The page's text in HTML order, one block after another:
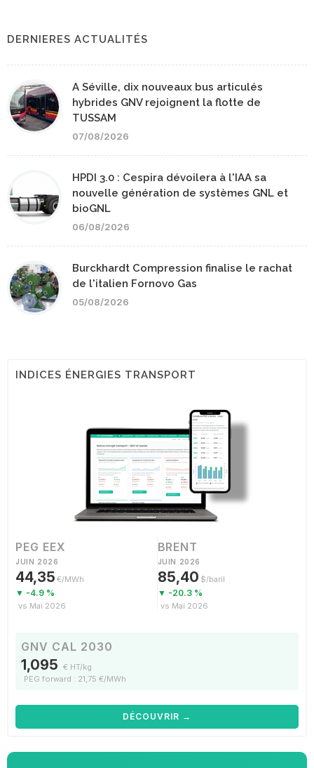
DERNIERES ACTUALITÉS
A Séville, dix nouveaux bus articulés
hybrides GNV rejoignent la flotte de
TUSSAM
07/08/2026
HPDI 3.0 : Cespira dévoilera à l'IAA sa
nouvelle génération de systèmes GNL et
bioGNL
06/08/2026
Burckhardt Compression finalise le rachat
de l'italien Fornovo Gas
05/08/2026
INDICES ÉNERGIES TRANSPORT
PEG EEX
JUIN 2026
44,35 €/MWh
▼ -4.9 %
vs Mai 2026
BRENT
JUIN 2026
85,40 $/baril
▼ -20.3 %
vs Mai 2026
GNV CAL 2030
1,095 € HT/kg
PEG forward : 21,75 €/MWh
DÉCOUVRIR →